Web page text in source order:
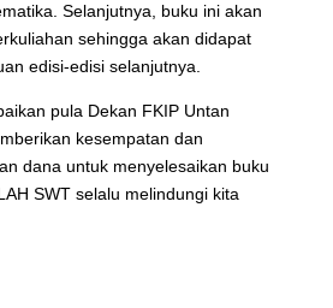
Selanjutnya, buku ini akan
sehingga akan didapat
edisi-edisi selanjutnya.
pula Dekan FKIP Untan
kesempatan dan
dana untuk menyelesaikan buku
SWT selalu melindungi kita